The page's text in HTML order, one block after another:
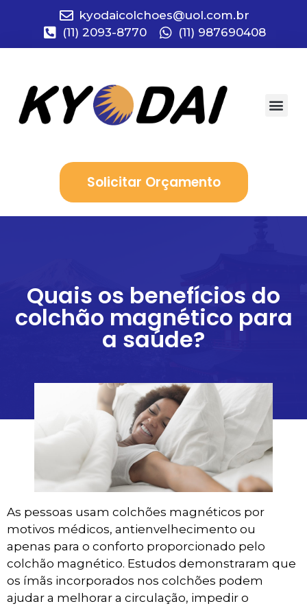
kyodaicolchoes@uol.com.br
(11) 2093-8770
(11) 987690408
Solicitar Orçamento
Quais os benefícios do
colchão magnético para
a saúde?
As pessoas usam colchões magnéticos por
motivos médicos, antienvelhecimento ou
apenas para o conforto proporcionado pelo
colchão magnético. Estudos demonstraram que
os ímãs incorporados nos colchões podem
ajudar a melhorar a circulação, impedir o